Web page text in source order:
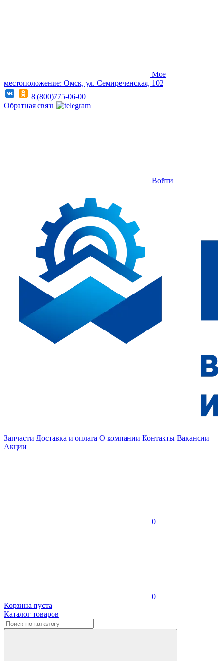
Мое
местоположение: Омск, ул. Семиреченская, 102
8 (800)775-06-00
Обратная связь
Войти
Запчасти Доставка и оплата О компании Контакты Вакансии
Акции
0
0
Корзина пуста
Каталог товаров